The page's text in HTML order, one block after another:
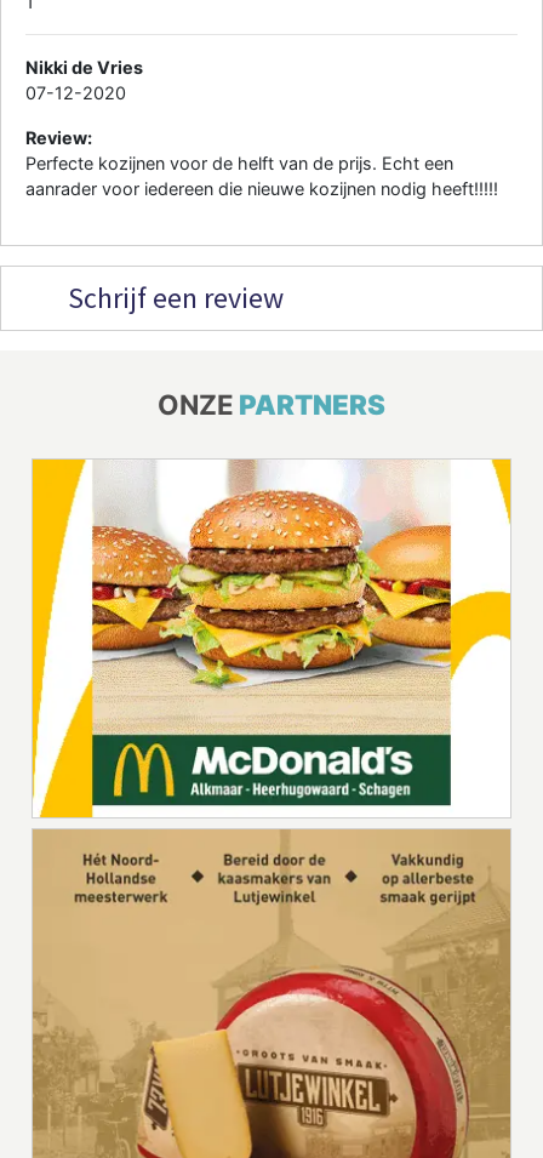
Nikki de Vries
07-12-2020
Review:
Perfecte kozijnen voor de helft van de prijs. Echt een
aanrader voor iedereen die nieuwe kozijnen nodig heeft!!!!!
Schrijf een review
ONZE PARTNERS